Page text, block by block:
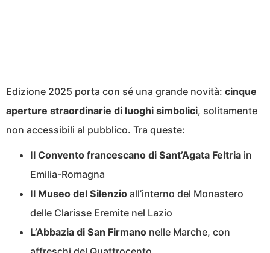
Edizione 2025 porta con sé una grande novità: cinque
aperture straordinarie di luoghi simbolici, solitamente
non accessibili al pubblico. Tra queste:
Il Convento francescano di Sant’Agata Feltria in
Emilia-Romagna
Il Museo del Silenzio all’interno del Monastero
delle Clarisse Eremite nel Lazio
L’Abbazia di San Firmano nelle Marche, con